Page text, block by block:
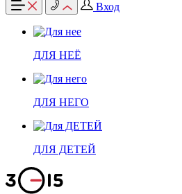
Вход
ДЛЯ НЕЁ
ДЛЯ НЕГО
ДЛЯ ДЕТЕЙ